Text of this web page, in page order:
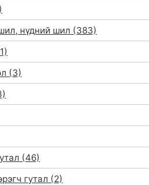
нүдний шил (383)
(3)
(46)
гутал (2)